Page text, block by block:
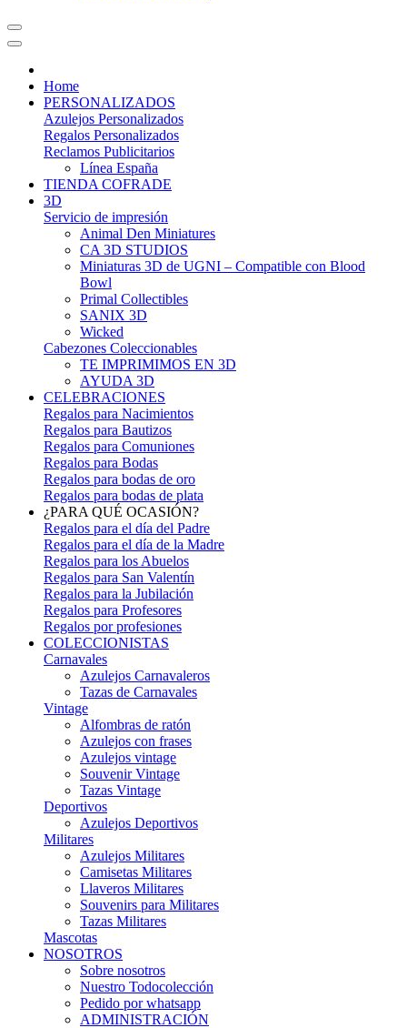
Home
PERSONALIZADOS
Azulejos Personalizados
Regalos Personalizados
Reclamos Publicitarios
Línea España
TIENDA COFRADE
3D
Servicio de impresión
Animal Den Miniatures
CA 3D STUDIOS
Miniaturas 3D de UGNI – Compatible con Blood
Bowl
Primal Collectibles
SANIX 3D
Wicked
Cabezones Coleccionables
TE IMPRIMIMOS EN 3D
AYUDA 3D
CELEBRACIONES
Regalos para Nacimientos
Regalos para Bautizos
Regalos para Comuniones
Regalos para Bodas
Regalos para bodas de oro
Regalos para bodas de plata
¿PARA QUÉ OCASIÓN?
Regalos para el día del Padre
Regalos para el día de la Madre
Regalos para los Abuelos
Regalos para San Valentín
Regalos para la Jubilación
Regalos para Profesores
Regalos por profesiones
COLECCIONISTAS
Carnavales
Azulejos Carnavaleros
Tazas de Carnavales
Vintage
Alfombras de ratón
Azulejos con frases
Azulejos vintage
Souvenir Vintage
Tazas Vintage
Deportivos
Azulejos Deportivos
Militares
Azulejos Militares
Camisetas Militares
Llaveros Militares
Souvenirs para Militares
Tazas Militares
Mascotas
NOSOTROS
Sobre nosotros
Nuestro Todocolección
Pedido por whatsapp
ADMINISTRACIÓN